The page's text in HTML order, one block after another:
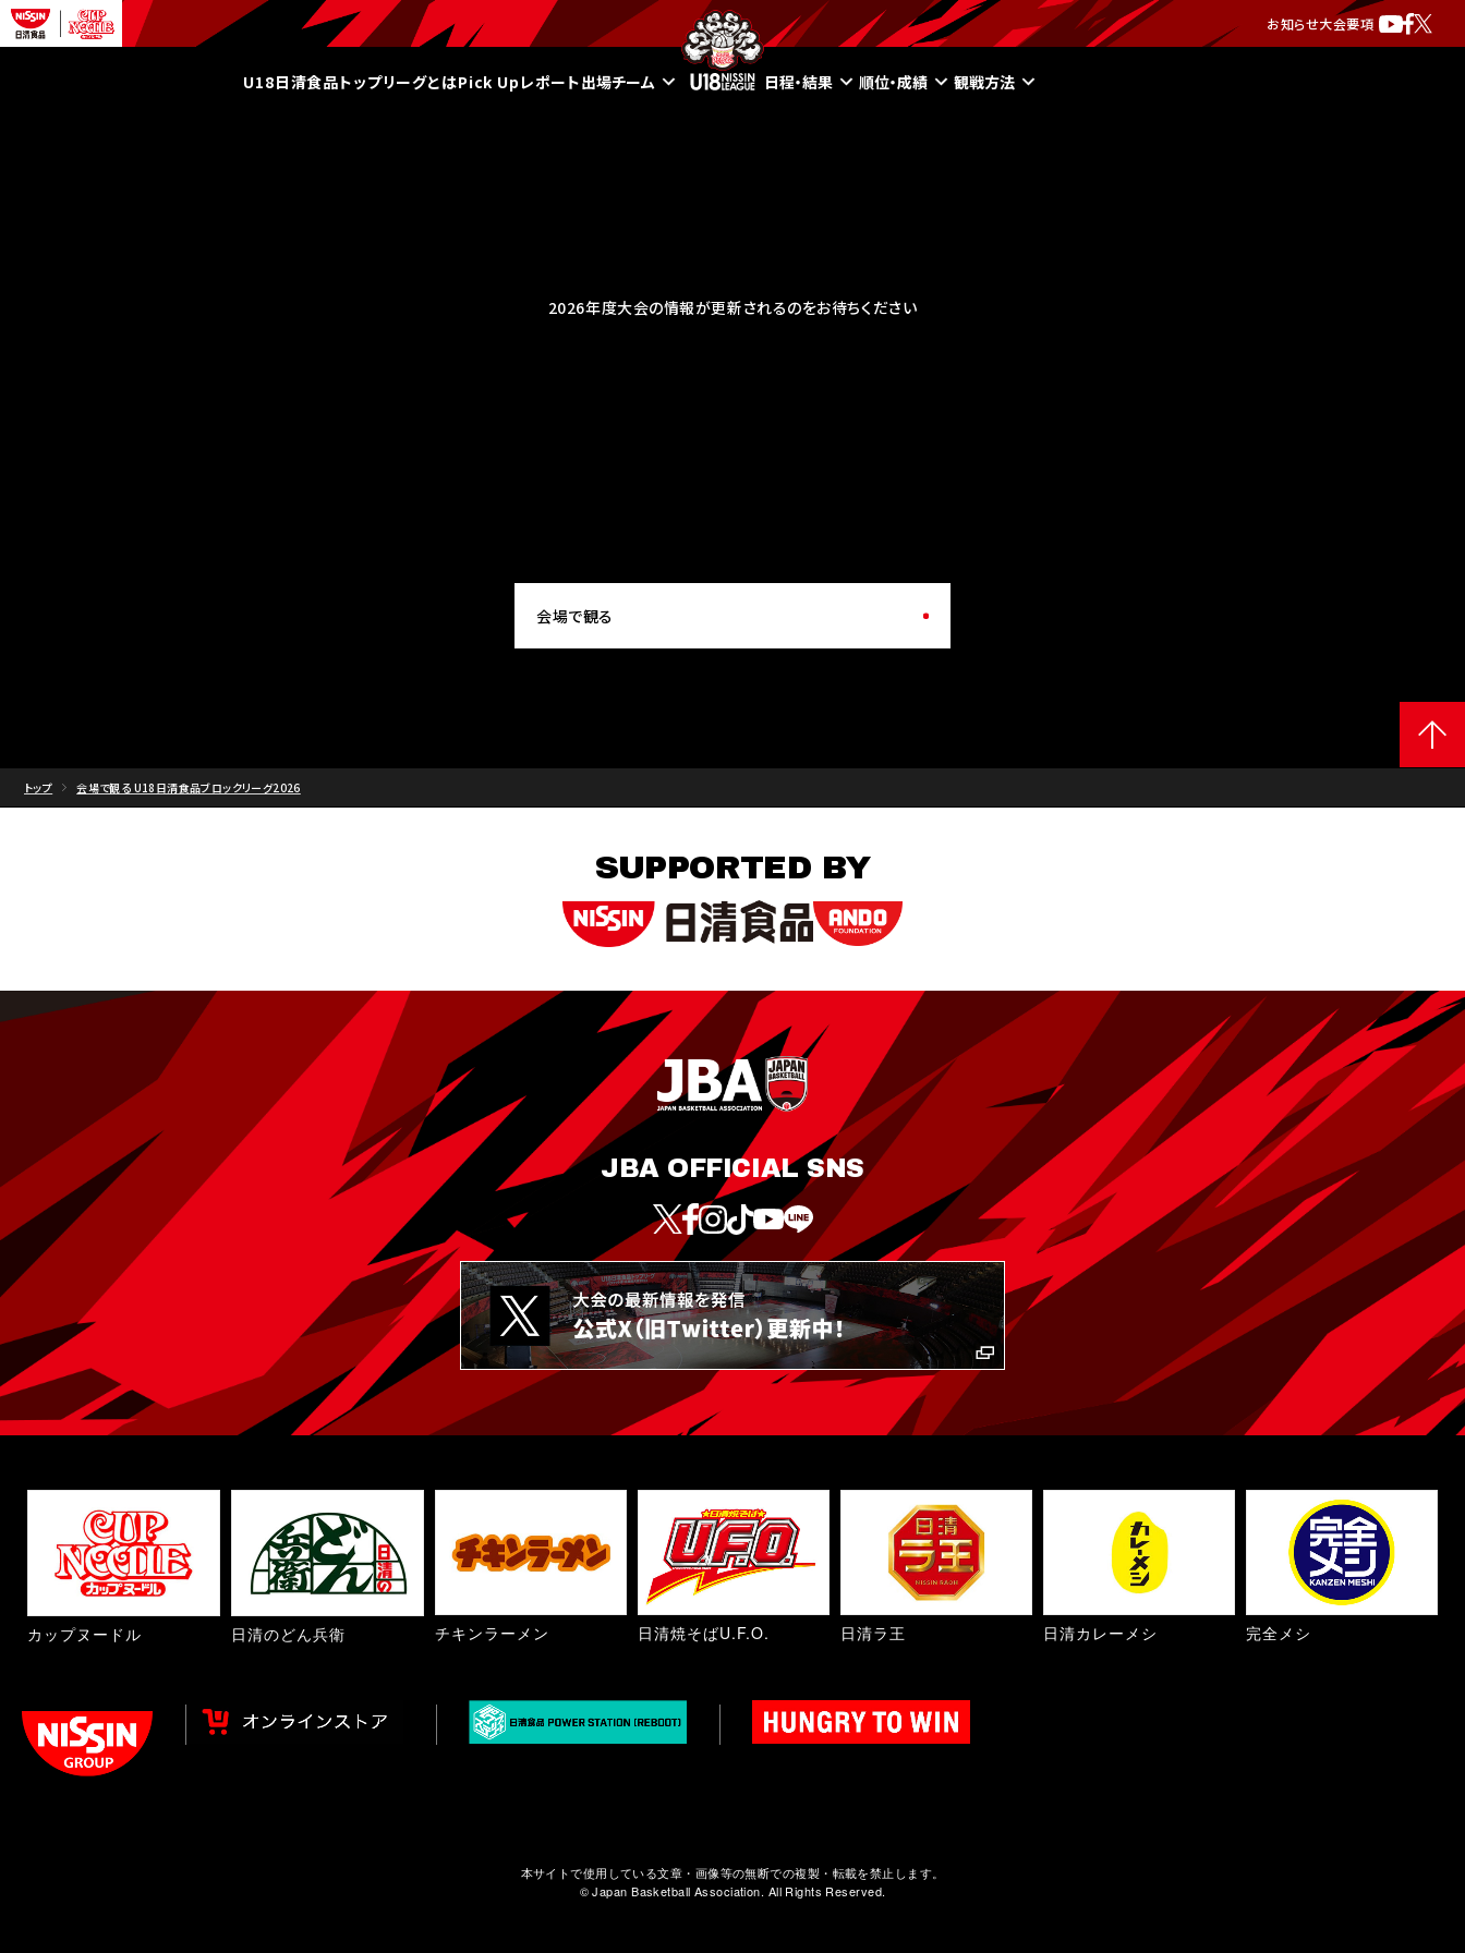
お知らせ大会要項
U18日清食品トップリーグとはPick Upレポート出場チーム 日程・結果 順位・成績 観戦方法
2026年度大会の情報が更新されるのをお待ちください
会場で観る
トップ 会場で観る U18日清食品ブロックリーグ2026
SUPPORTED BY
JBA OFFICIAL SNS
カップヌードル 日清のどん兵衛 チキンラーメン 日清焼そばU.F.O. 日清ラ王 日清カレーメシ 完全メシ
本サイトで使用している文章・画像等の無断での複製・転載を禁止します。
© Japan Basketball Association. All Rights Reserved.